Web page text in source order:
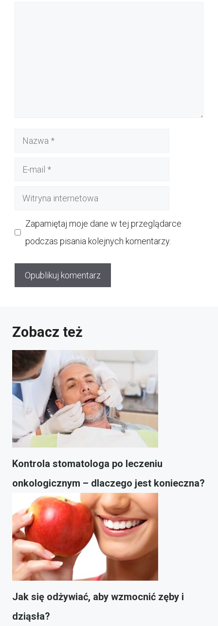
Nazwa
Witryna
Zapamiętaj moje dane w tej przeglądarce
podczas pisania kolejnych komentarzy.
Zobacz też
Kontrola stomatologa po leczeniu
onkologicznym – dlaczego jest konieczna?
Jak się odżywiać, aby wzmocnić zęby i
dziąsła?